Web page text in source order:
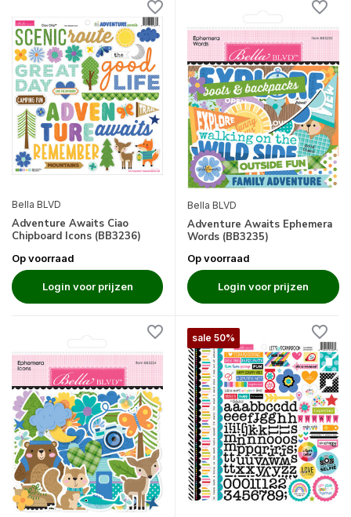
Bella BLVD
Adventure Awaits Ciao
Chipboard Icons (BB3236)
Op voorraad
Login voor prijzen
Bella BLVD
Adventure Awaits Ephemera
Words (BB3235)
Op voorraad
Login voor prijzen
sale 50%